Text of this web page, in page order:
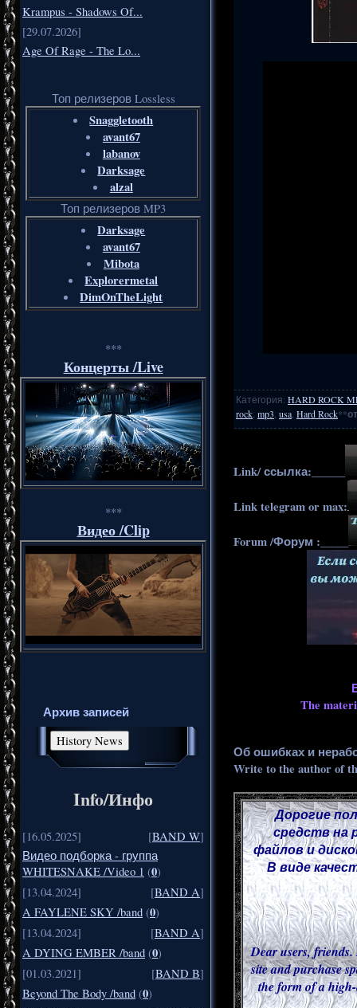
Krampus - Shadows Of...
[29.07.2026]
Age Of Rage - The Lo...
Топ релизеров Lossless
Snaggletooth
avant67
labanov
Darksage
alzal
Топ релизеров MP3
Darksage
avant67
Mibota
Explorermetal
DimOnTheLight
***
Концерты /Live
***
Видео /Clip
Архив записей
Info/Инфо
[16.05.2025] [BAND W]
Видео подборка - группа
WHITESNAKE /Video 1 (0)
[13.04.2024]
[BAND A]
A FAYLENE SKY /band (0)
[13.04.2024]
[BAND A]
A DYING EMBER /band (0)
[01.03.2021]
[BAND B]
Beyond The Body /band (0)
Категория: HARD ROCK
rock mp3 usa Hard Rock**
Link/ ссылка:______
Link telegram or max:
Forum /Форум :_____
The
Об ошибках и
Write to the author of
Дорогие
средств на
файлов и
В виде
Dear users,
site and purchase
the form of a